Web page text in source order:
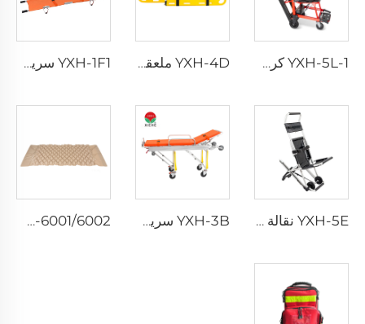
YXH-5L-1 كرسي متحرك كهربائي للشلل الدماغي YXH-4D ملعقة بلاستيكية قابلة للتمدد لتجهيزات المستشفيات الطبية YXH-1F1 سرير طوارئ قابل للطي محترف مصنوع من الألمنيوم
YXH-5E نقالة جودة عالية من الألمنيوم لسيارات الإسعاف YXH-3B سرير طوارئ إسعافي قابل للطي احترافي XH-6001/6002 خلايا سريرية مبطنة وسادة هوائية طبية